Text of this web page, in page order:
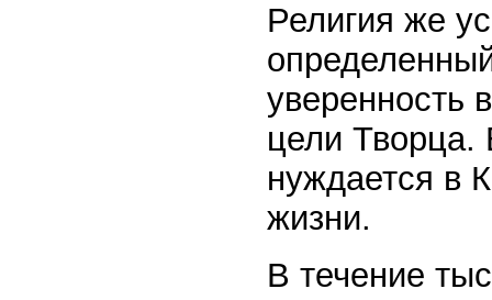
Религия же
уверенность
цели Творца.
нуждается в
жизни.
В течение